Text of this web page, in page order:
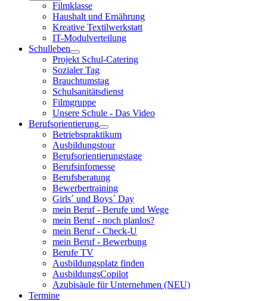
Filmklasse
Haushalt und Ernährung
Kreative Textilwerkstatt
IT-Modulverteilung
Schulleben
Projekt Schul-Catering
Sozialer Tag
Brauchtumstag
Schulsanitätsdienst
Filmgruppe
Unsere Schule - Das Video
Berufsorientierung
Betriebspraktikum
Ausbildungstour
Berufsorientierungstage
Berufsinfomesse
Berufsberatung
Bewerbertraining
Girls´ und Boys´ Day
mein Beruf - Berufe und Wege
mein Beruf - noch planlos?
mein Beruf - Check-U
mein Beruf - Bewerbung
Berufe TV
Ausbildungsplatz finden
AusbildungsCopilot
Azubisäule für Unternehmen (NEU)
Termine